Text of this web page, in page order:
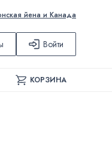
йена и Канада
Войти
КОРЗИНА